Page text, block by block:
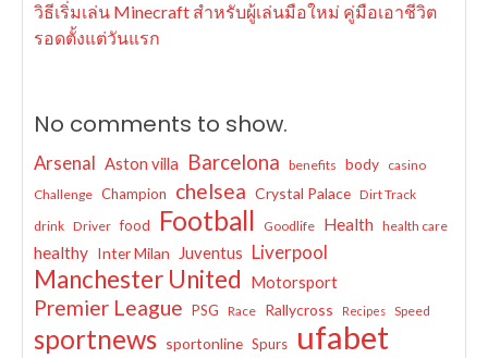
วิธีเริ่มเล่น Minecraft สำหรับผู้เล่นมือใหม่ คู่มือเอาชีวิต
รอดตั้งแต่วันแรก
No comments to show.
Arsenal Aston villa Barcelona benefits body casino
Challenge Champion chelsea Crystal Palace Dirt Track
drink Driver food Football Goodlife Health health care
healthy Inter Milan Juventus Liverpool
Manchester United Motorsport
Premier League PSG Race Rallycross Recipes Speed
sportnews sportonline Spurs ufabet